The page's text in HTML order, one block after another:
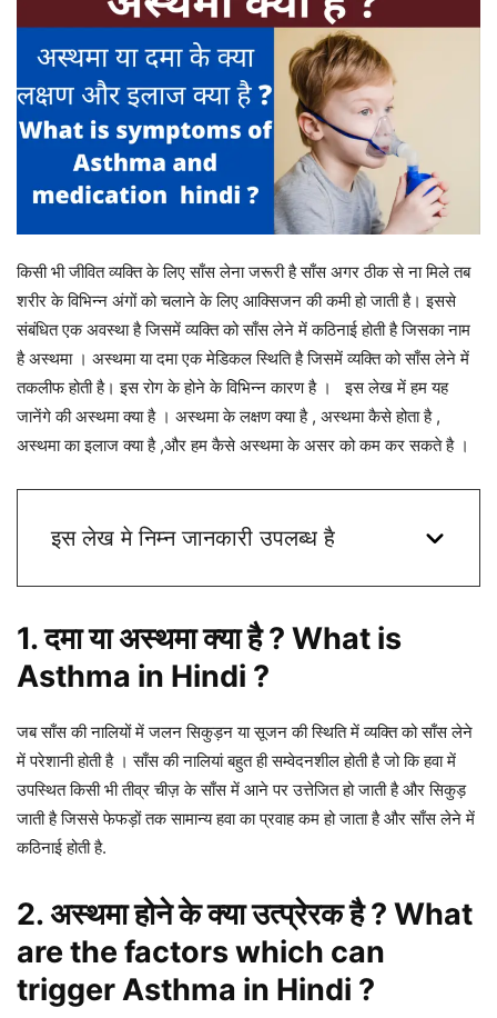
किसी भी जीवित व्यक्ति के लिए साँस लेना जरूरी है साँस अगर ठीक से ना मिले तब
शरीर के विभिन्न अंगों को चलाने के लिए आक्सिजन की कमी हो जाती है। इससे
संबंधित एक अवस्था है जिसमें व्यक्ति को साँस लेने में कठिनाई होती है जिसका नाम
है अस्थमा । अस्थमा या दमा एक मेडिकल स्थिति है जिसमें व्यक्ति को साँस लेने में
तकलीफ होती है। इस रोग के होने के विभिन्न कारण है । इस लेख में हम यह
जानेंगे की अस्थमा क्या है । अस्थमा के लक्षण क्या है , अस्थमा कैसे होता है ,
अस्थमा का इलाज क्या है ,और हम कैसे अस्थमा के असर को कम कर सकते है ।
इस लेख मे निम्न जानकारी उपलब्ध है
1. दमा या अस्थमा क्या है ? What is
Asthma in Hindi ?
जब साँस की नालियों में जलन सिकुड़न या सूजन की स्थिति में व्यक्ति को साँस लेने
में परेशानी होती है । साँस की नालियां बहुत ही सम्वेदनशील होती है जो कि हवा में
उपस्थित किसी भी तीव्र चीज़ के साँस में आने पर उत्तेजित हो जाती है और सिकुड़
जाती है जिससे फेफड़ों तक सामान्य हवा का प्रवाह कम हो जाता है और साँस लेने में
कठिनाई होती है.
2. अस्थमा होने के क्या उत्प्रेरक है ? What
are the factors which can
trigger Asthma in Hindi ?